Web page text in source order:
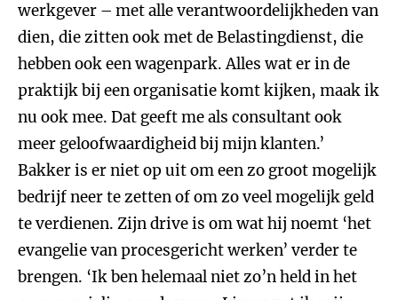
werkgever – met alle verantwoordelijkheden van
dien, die zitten ook met de Belastingdienst, die
hebben ook een wagenpark. Alles wat er in de
praktijk bij een organisatie komt kijken, maak ik
nu ook mee. Dat geeft me als consultant ook
meer geloofwaardigheid bij mijn klanten.’
Bakker is er niet op uit om een zo groot mogelijk
bedrijf neer te zetten of om zo veel mogelijk geld
te verdienen. Zijn drive is om wat hij noemt ‘het
evangelie van procesgericht werken’ verder te
brengen. ‘Ik ben helemaal niet zo’n held in het